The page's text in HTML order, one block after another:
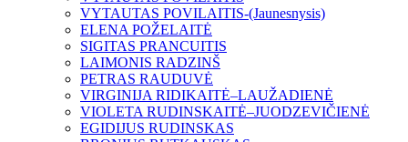
VYTAUTAS POVILAITIS-(Jaunesnysis)
ELENA POŽELAITĖ
SIGITAS PRANCUITIS
LAIMONIS RADZINŠ
PETRAS RAUDUVĖ
VIRGINIJA RIDIKAITĖ–LAUŽADIENĖ
VIOLETA RUDINSKAITĖ–JUODZEVIČIENĖ
EGIDIJUS RUDINSKAS